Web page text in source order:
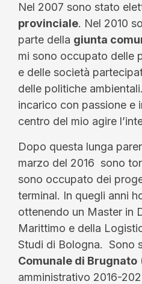
Nel 2007 sono stato
provinciale. Nel 2010
parte della giunta
mi sono occupato delle
e delle società
delle politiche
incarico con passione e
centro del mio agire
Dopo questa lunga
marzo del 2016 sono
sono occupato dei
terminal. In quegli anni
ottenendo un Master in
Marittimo e della
Studi di Bologna. Sono
Comunale di Brugnato
amministrativo 2016-